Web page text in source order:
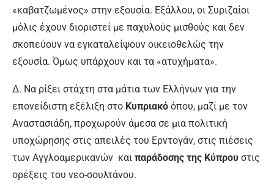
«καβατζωμένος» στην εξουσία. Εξάλλου, οι Συριζαίοι
μόλις έχουν διοριστεί με παχυλούς μισθούς και δεν
σκοπεύουν να εγκαταλείψουν οικειοθελώς την
εξουσία. Όμως υπάρχουν και τα «ατυχήματα».
Δ. Να ρίξει στάχτη στα μάτια των Ελλήνων για την
επονείδιστη εξέλιξη στο Κυπριακό όπου, μαζί με τον
Αναστασιάδη, προχωρούν άμεσα σε μια πολιτική
υποχώρησης στις απειλές του Ερντογάν, στις πιέσεις
των Αγγλοαμερικανών και παράδοσης της Κύπρου στις
ορέξεις του νεο-σουλτάνου.